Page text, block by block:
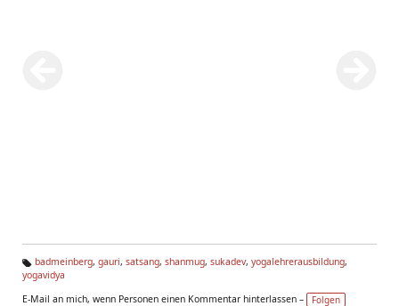
Ta
badmeinberg, gauri, satsang, shanmug, sukadev, yogalehrerausbildung,
yogavidya
E-Mail an mich, wenn Personen einen Kommentar hinterlassen –
Folgen